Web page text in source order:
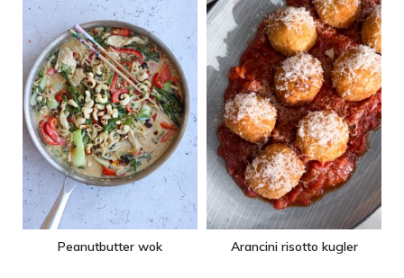
Peanutbutter wok Arancini risotto kugler